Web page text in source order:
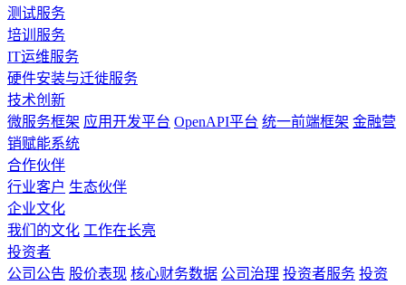
测试服务
培训服务
IT运维服务
硬件安装与迁徙服务
技术创新
微服务框架 应用开发平台 OpenAPI平台 统一前端框架 金融营
销赋能系统
合作伙伴
行业客户 生态伙伴
企业文化
我们的文化 工作在长亮
投资者
公司公告 股价表现 核心财务数据 公司治理 投资者服务 投资